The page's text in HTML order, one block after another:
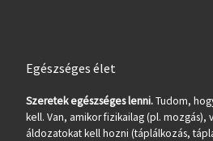
Egészséges élet
Szeretek egészséges lenni.Tudom,
kell. Van, amikor fizikailag (pl. mozgás),
áldozatokat kell hozni (táplálkozás,